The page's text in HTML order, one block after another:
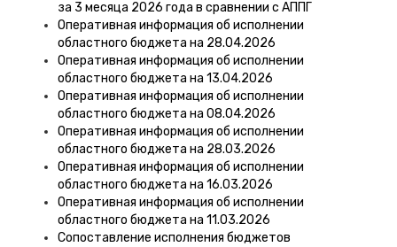
за 3 месяца 2026 года в сравнении с АППГ
Оперативная информация об исполнении
областного бюджета на 28.04.2026
Оперативная информация об исполнении
областного бюджета на 13.04.2026
Оперативная информация об исполнении
областного бюджета на 08.04.2026
Оперативная информация об исполнении
областного бюджета на 28.03.2026
Оперативная информация об исполнении
областного бюджета на 16.03.2026
Оперативная информация об исполнении
областного бюджета на 11.03.2026
Сопоставление исполнения бюджетов